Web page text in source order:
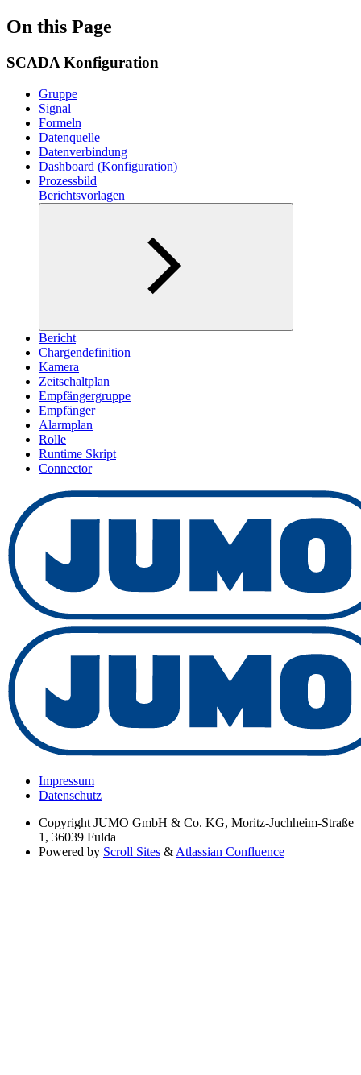
On this Page
SCADA Konfiguration
Gruppe
Signal
Formeln
Datenquelle
Datenverbindung
Dashboard (Konfiguration)
Prozessbild
Berichtsvorlagen
Bericht
Chargendefinition
Kamera
Zeitschaltplan
Empfängergruppe
Empfänger
Alarmplan
Rolle
Runtime Skript
Connector
Impressum
Datenschutz
Copyright JUMO GmbH & Co. KG, Moritz-Juchheim-Straße
1, 36039 Fulda
Powered by Scroll Sites & Atlassian Confluence